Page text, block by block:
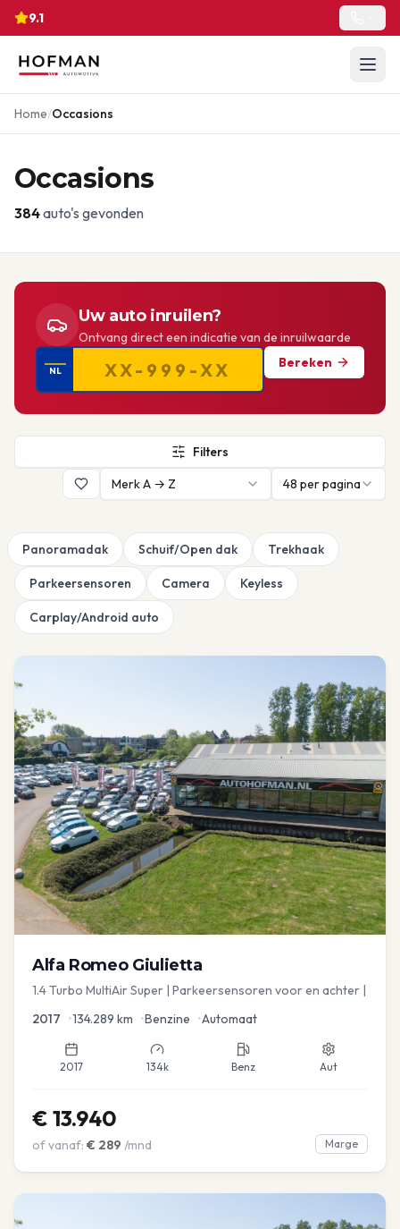
9.1
Home/Occasions
Occasions
384auto's gevonden
Uw auto inruilen?
Ontvang direct een indicatie van de inruilwaarde
NL
Bereken
Filters
Merk A → Z
48 per pagina
Panoramadak Schuif/Open dak Trekhaak
Parkeersensoren Camera Keyless
Carplay/Android auto
Alfa Romeo Giulietta
1.4 Turbo MultiAir Super | Parkeersensoren voor en achter |
2017 •134.289 km •Benzine •Automaat
2017 134k Benz Aut
€ 13.940
of vanaf: € 289 /mnd Marge